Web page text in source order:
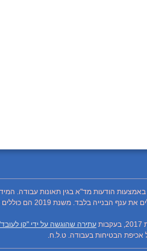
באמצעות הודעות מד"א בגין תאונות עבודה.
רשתות חברתיות ותקשורת ממסדית. בהתאם לזאת,
עתירה שהוגשה על ידי "קו
אכיפת הבטיחות בעבודה. ט.ל.ח.